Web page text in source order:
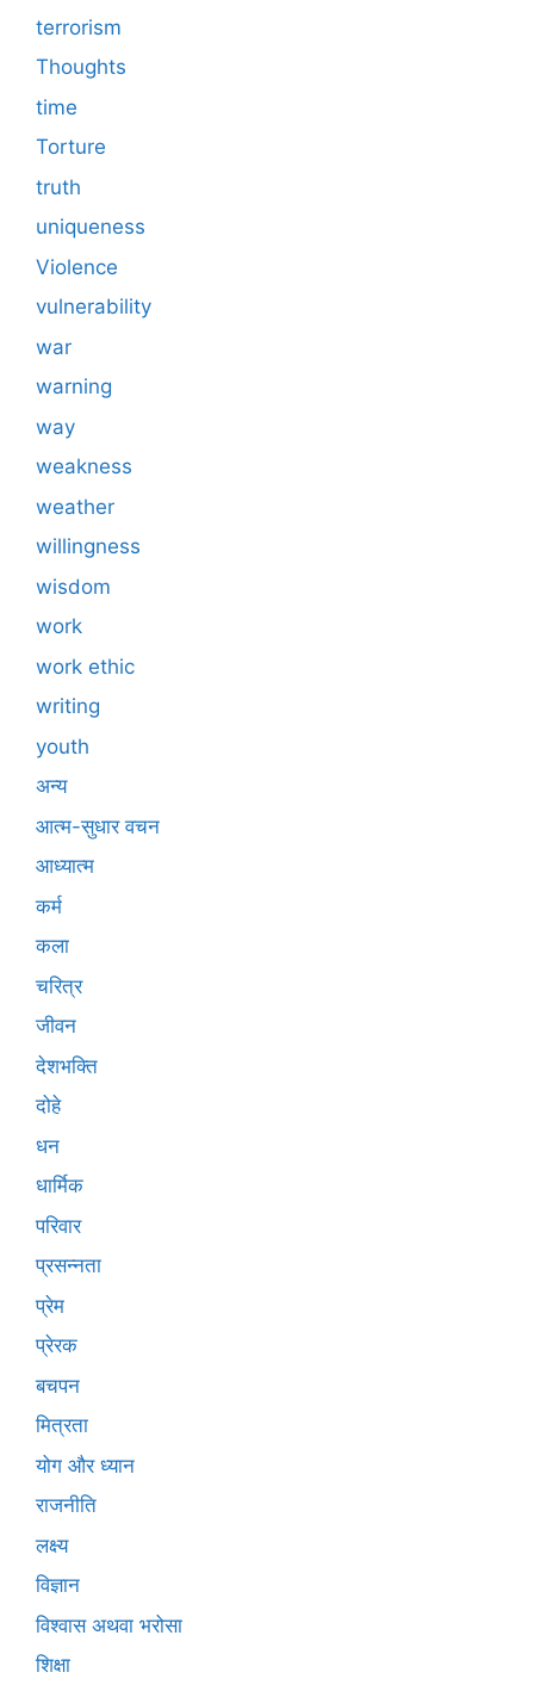
terrorism
Thoughts
time
Torture
truth
uniqueness
Violence
vulnerability
war
warning
way
weakness
weather
willingness
wisdom
work
work ethic
writing
youth
अन्य
आत्म-सुधार वचन
आध्यात्म
कर्म
कला
चरित्र
जीवन
देशभक्ति
दोहे
धन
धार्मिक
परिवार
प्रसन्नता
प्रेम
प्रेरक
बचपन
मित्रता
योग और ध्यान
राजनीति
लक्ष्य
विज्ञान
विश्वास अथवा भरोसा
शिक्षा